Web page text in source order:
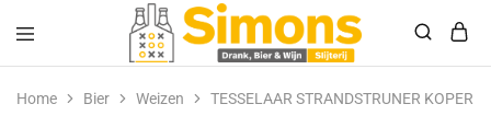
Simonsdrank.nl
Drank,
Bier
&
Home Bier Weizen TESSELAAR STRANDSTRUNER KOPER